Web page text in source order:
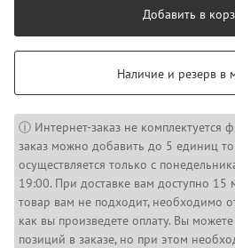
Добавить в
Наличие и резерв в
ⓘ Интернет-заказ не комплектуется
заказ можно добавить до 5 единиц
осуществляется только с
19:00. При доставке вам доступно 15
товар вам не подходит, необходимо
как вы произведете оплату. Вы можете
позиций в заказе, но при этом